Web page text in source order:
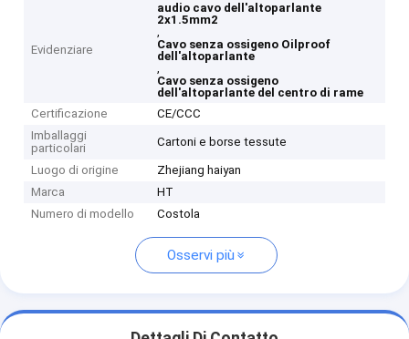
Evidenziare
audio cavo dell'altoparlante
2x1.5mm2
,
Cavo senza ossigeno Oilproof
dell'altoparlante
,
Cavo senza ossigeno
dell'altoparlante del centro di rame
Certificazione
CE/CCC
Imballaggi
particolari
Cartoni e borse tessute
Luogo di origine
Zhejiang haiyan
Marca
HT
Numero di modello
Costola
Osservi più